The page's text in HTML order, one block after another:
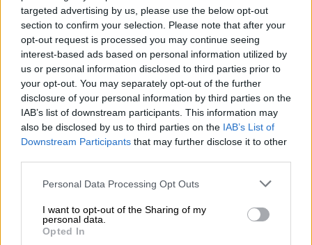
targeted advertising by us, please use the below opt-out
section to confirm your selection. Please note that after your
opt-out request is processed you may continue seeing
interest-based ads based on personal information utilized by
us or personal information disclosed to third parties prior to
your opt-out. You may separately opt-out of the further
disclosure of your personal information by third parties on the
IAB’s list of downstream participants. This information may
also be disclosed by us to third parties on the IAB’s List of
Downstream Participants that may further disclose it to other
Please note that this website/app uses one or more Google
not limited to your visit or usage behaviour. You may click to
grant or deny consent to Google and its third-party tags to
use your data for below specified purposes in below Google
Personal Data Processing Opt Outs
I want to opt-out of the Sharing of my
personal data.
Opted In
να δείξουμε ευελιξία και πράγματα για τα
οποία δεν μπορούμε», σχολίασε ο κ.
Νετανιάχου, επιμένοντας να αντιστέκεται
στην πίεση, που εντείνεται σε διεθνές
επίπεδο και στο εσωτερικό της χώρας του,
να τερματίσει τον πόλεμο.
ΗΧαμάςεπανέλαβε χθες πως απορρίπτει τη
νέα πρόταση, αφού κρίνει πως
«ανταποκρίνεται στους όρους που έθεσε ο
Νετανιάχου, ιδίως στην άρνησή του για
αποχώρηση (του ισραηλινού στρατού) από τη
Γάζα».